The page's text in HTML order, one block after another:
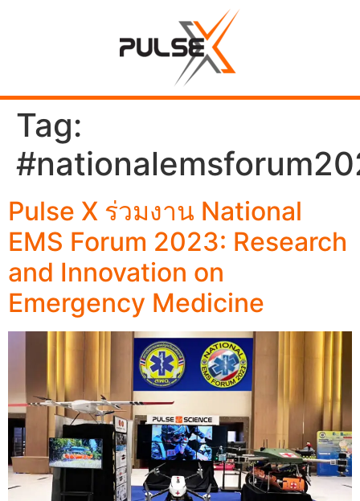
Tag:
Pulse X ร่วมงาน National
EMS Forum 2023: Research
and Innovation on
Emergency Medicine